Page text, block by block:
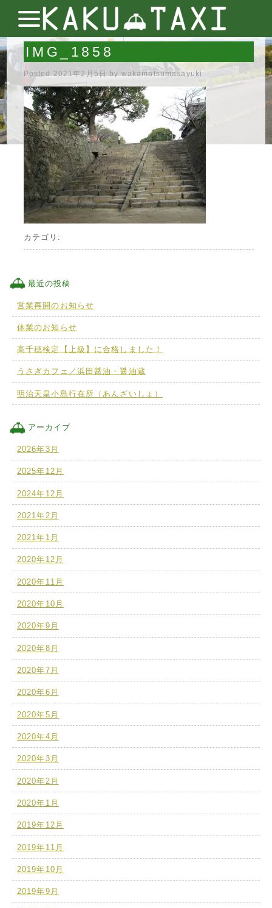
IMG_1858
Posted 2021年2月5日 by wakamatsumasayuki
カテゴリ:
最近の投稿
営業再開のお知らせ
休業のお知らせ
高千穂検定【上級】に合格しました！
うさぎカフェ／浜田醤油・醤油蔵
明治天皇小島行在所（あんざいしょ）
アーカイブ
2026年3月
2025年12月
2024年12月
2021年2月
2021年1月
2020年12月
2020年11月
2020年10月
2020年9月
2020年8月
2020年7月
2020年6月
2020年5月
2020年4月
2020年3月
2020年2月
2020年1月
2019年12月
2019年11月
2019年10月
2019年9月